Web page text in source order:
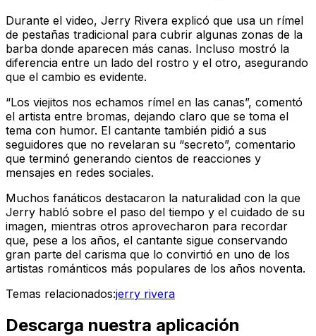
Durante el video, Jerry Rivera explicó que usa un rímel
de pestañas tradicional para cubrir algunas zonas de la
barba donde aparecen más canas. Incluso mostró la
diferencia entre un lado del rostro y el otro, asegurando
que el cambio es evidente.
“Los viejitos nos echamos rímel en las canas”, comentó
el artista entre bromas, dejando claro que se toma el
tema con humor. El cantante también pidió a sus
seguidores que no revelaran su “secreto”, comentario
que terminó generando cientos de reacciones y
mensajes en redes sociales.
Muchos fanáticos destacaron la naturalidad con la que
Jerry habló sobre el paso del tiempo y el cuidado de su
imagen, mientras otros aprovecharon para recordar
que, pese a los años, el cantante sigue conservando
gran parte del carisma que lo convirtió en uno de los
artistas románticos más populares de los años noventa.
Temas relacionados:jerry rivera
Descarga nuestra aplicación